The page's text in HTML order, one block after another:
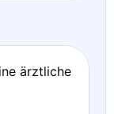
ärztliche